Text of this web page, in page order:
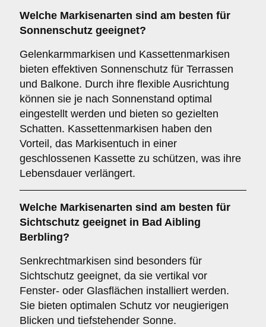
Welche Markisenarten sind am besten für
Sonnenschutz geeignet?
Gelenkarmmarkisen und Kassettenmarkisen
bieten effektiven Sonnenschutz für Terrassen
und Balkone. Durch ihre flexible Ausrichtung
können sie je nach Sonnenstand optimal
eingestellt werden und bieten so gezielten
Schatten. Kassettenmarkisen haben den
Vorteil, das Markisentuch in einer
geschlossenen Kassette zu schützen, was ihre
Lebensdauer verlängert.
Welche Markisenarten sind am besten für
Sichtschutz geeignet in Bad Aibling
Berbling?
Senkrechtmarkisen sind besonders für
Sichtschutz geeignet, da sie vertikal vor
Fenster- oder Glasflächen installiert werden.
Sie bieten optimalen Schutz vor neugierigen
Blicken und tiefstehender Sonne.